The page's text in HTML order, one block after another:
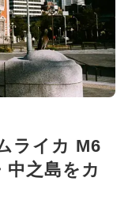
ライカ M6
中之島をカ